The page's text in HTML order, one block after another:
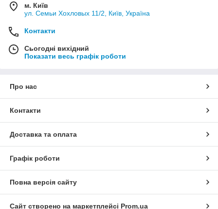
м. Київ
ул. Семьи Хохловых 11/2, Київ, Україна
Контакти
Сьогодні вихідний
Показати весь графік роботи
Про нас
Контакти
Доставка та оплата
Графік роботи
Повна версія сайту
Сайт створено на маркетплейсі Prom.ua